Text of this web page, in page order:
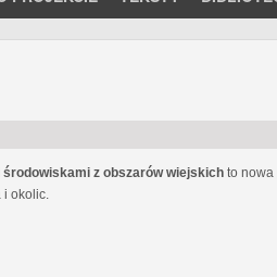
środowiskami z obszarów wiejskich to nowa
okolic.